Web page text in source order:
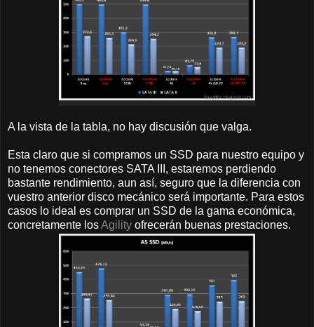
A la vista de la tabla, no hay discusión que valga.
Esta claro que si compramos un SSD para nuestro equipo y
no tenemos conectores SATA III, estaremos perdiendo
bastante rendimiento, aun así, seguro que la diferencia con
vuestro anterior disco mecánico será importante. Para estos
casos lo ideal es comprar un SSD de la gama económica,
concretamente losAgility ofrecerán buenas prestaciones.